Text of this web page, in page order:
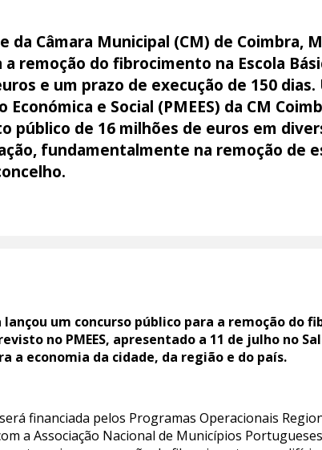
da Câmara Municipal (CM) de Coimbra,
a remoção do fibrocimento na Escola
e um prazo de execução de 150
Económica e Social (PMEES) da CM
público de 16 milhões de euros em
fundamentalmente na remoção
lançou um concurso público para a remoção do
no PMEES, apresentado a 11 de julho no
a economia da cidade, da região e do país.
financiada pelos Programas Operacionais
a Associação Nacional de Municípios